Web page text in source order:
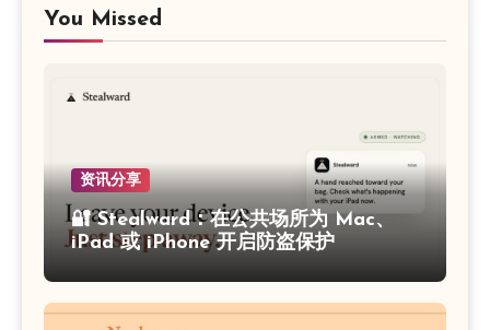
You Missed
资讯分享
🔐 Stealward：在公共场所为 Mac、
iPad 或 iPhone 开启防盗保护